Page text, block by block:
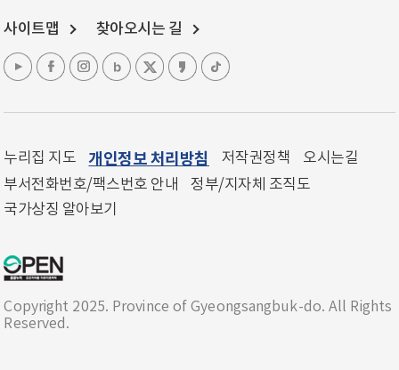
사이트맵 찾아오시는 길
누리집 지도 개인정보 처리방침 저작권정책
오시는길
부서전화번호/팩스번호 안내
정부/지자체 조직도
국가상징 알아보기
Copyright 2025. Province of Gyeongsangbuk-do. All Rights
Reserved.